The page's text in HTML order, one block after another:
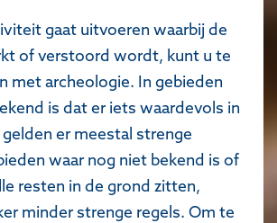
gaat uitvoeren waarbij de
of verstoord wordt, kunt u te
met archeologie. In gebieden
is dat er iets waardevols in
er meestal strenge
waar nog niet bekend is of
resten in de grond zitten,
minder strenge regels. Om te